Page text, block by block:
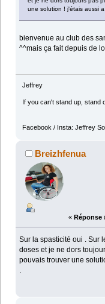
une solution ! j'étais aussi
bienvenue au club des
^^mais ça fait depuis de
Jeffrey
If you can't stand up, stand
Facebook / Insta: Jeffrey
Breizhfenua
« Réponse
Sur la spasticité oui . Sur
doses et je ne dors
pouvais trouver une
.